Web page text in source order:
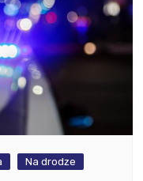
Na drodze